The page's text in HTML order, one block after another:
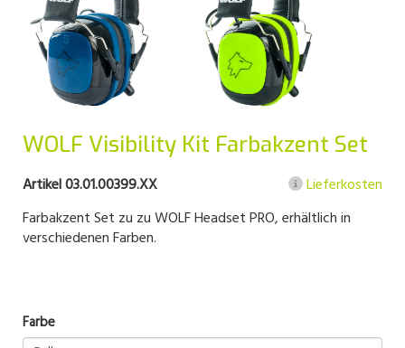
WOLF Visibility Kit Farbakzent Set
Artikel 03.01.00399.XX
Lieferkosten
Farbakzent Set zu zu WOLF Headset PRO, erhältlich in
verschiedenen Farben.
Farbe